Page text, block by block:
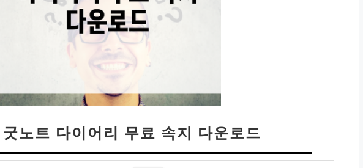
노트 다이어리 무료 속지 다운로드